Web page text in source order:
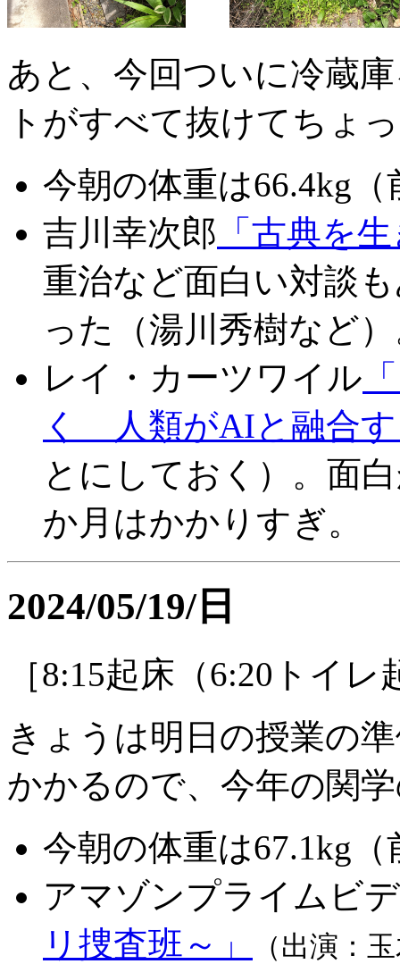
あと、今回ついに冷蔵
トがすべて抜けてちょ
今朝の体重は66.4kg（
吉川幸次郎 「古典を
重治など面白い対談
った（湯川秀樹など
レイ・カーツワイル
く 人類がAIと融合
とにしておく）。面
か月はかかりすぎ。
2024/05/19/日
［8:15起床（6:20トイ
きょうは明日の授業の
かかるので、今年の関
今朝の体重は67.1kg（
アマゾンプライムビ
リ捜査班～」
（出演：